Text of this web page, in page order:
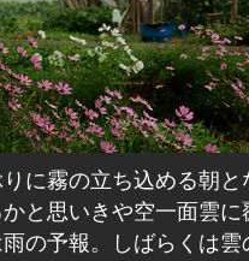
に霧の立ち込める朝と
と思いきや空一面雲に
の予報。しばらくは雲